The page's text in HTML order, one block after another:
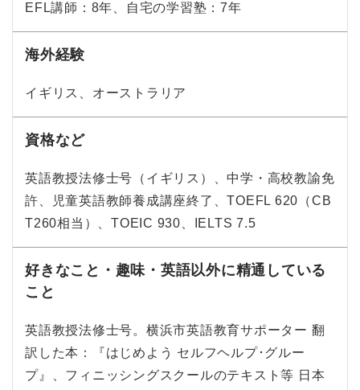
EFL講師：8年、自宅の学習塾：7年
海外経験
イギリス、オーストラリア
資格など
英語教授法修士号（イギリス）、中学・高校教諭免
許、児童英語教師養成講座終了、TOEFL 620（CB
T260相当）、TOEIC 930、IELTS 7.5
好きなこと・趣味・英語以外に精通している
こと
英語教授法修士号。横浜市英語教育サポーター 翻
訳した本：『はじめよう セルフヘルプ･グルー
プ』、フィニッシングスクールのテキスト等 日本